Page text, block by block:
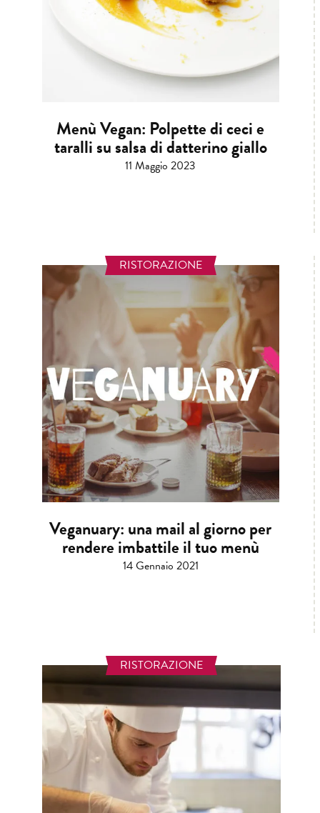
Menù Vegan: Polpette di ceci e
taralli su salsa di datterino giallo
11 Maggio 2023
RISTORAZIONE
Veganuary: una mail al giorno per
rendere imbattile il tuo menù
14 Gennaio 2021
RISTORAZIONE